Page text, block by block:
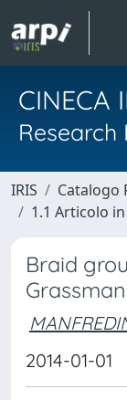
CINECA
IRIS Catalogo
1.1 Articolo
Braid
2014-01-01